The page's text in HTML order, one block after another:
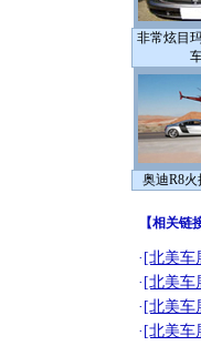
非常炫目
奥迪R8
【相关链
· [北美车
· [北美车
· [北美车
· [北美车